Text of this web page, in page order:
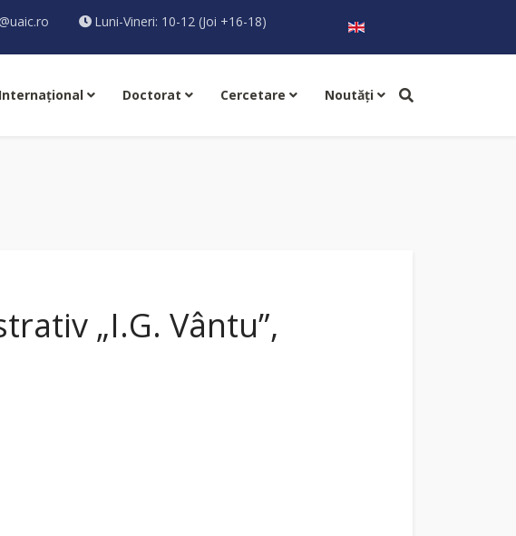
Luni-Vineri: 10-12 (Joi +16-18) Selectați limba dvs
Internaţional Doctorat Cercetare Noutăţi
„I.G. Vântu”,